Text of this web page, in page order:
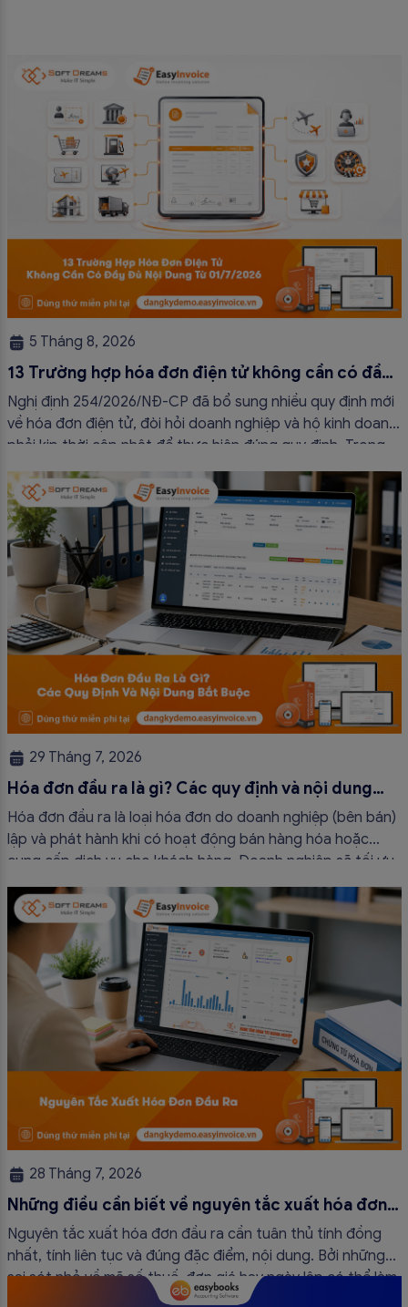
5 Tháng 8, 2026
13 Trường hợp hóa đơn điện tử không cần có đầy
đủ nội dung từ 01/7/2026
Nghị định 254/2026/NĐ-CP đã bổ sung nhiều quy định mới
về hóa đơn điện tử, đòi hỏi doanh nghiệp và hộ kinh doanh
phải kịp thời cập nhật để thực hiện đúng quy định. Trong
bài viết này, hóa đơn điện tử EasyInvoice sẽ chia sẻ 13
trường hợp hóa đơn điện tử không cần […]
29 Tháng 7, 2026
Hóa đơn đầu ra là gì? Các quy định và nội dung
bắt buộc mới nhất
Hóa đơn đầu ra là loại hóa đơn do doanh nghiệp (bên bán)
lập và phát hành khi có hoạt động bán hàng hóa hoặc
cung cấp dịch vụ cho khách hàng. Doanh nghiệp sẽ tối ưu
quy trình vận hành và tránh được những án phạt hành
chính không đáng có nếu nắm rõ […]
28 Tháng 7, 2026
Những điều cần biết về nguyên tắc xuất hóa đơn
đầu ra
Nguyên tắc xuất hóa đơn đầu ra cần tuân thủ tính đồng
nhất, tính liên tục và đúng đặc điểm, nội dung. Bởi những
sai sót nhỏ về mã số thuế, đơn giá hay ngày lập có thể làm
ảnh hưởng đến quá trình quyết toán thuế của bạn. Kế